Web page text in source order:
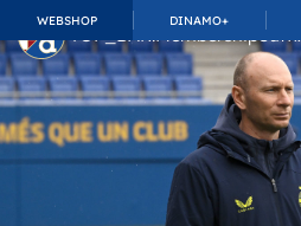
WEBSHOP DINAMO+